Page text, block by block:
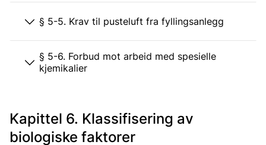
§ 5-5. Krav til pusteluft fra fyllingsanlegg
§ 5-6. Forbud mot arbeid med spesielle
kjemikalier
Kapittel 6. Klassifisering av
biologiske faktorer